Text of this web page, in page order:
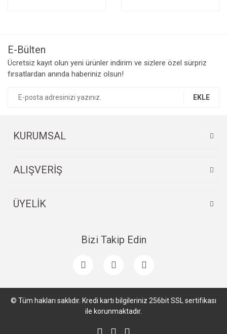
E-Bülten
Ücretsiz kayıt olun yeni ürünler indirim ve sizlere özel sürpriz
fırsatlardan anında haberiniz olsun!
EKLE
KURUMSAL
ALIŞVERİŞ
ÜYELİK
Bizi Takip Edin
© Tüm hakları saklıdır. Kredi kartı bilgileriniz 256bit SSL sertifikası
ile korunmaktadır.